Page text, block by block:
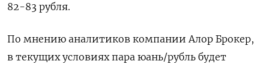
82-83 рубля.
По мнению аналитиков компании Алор Брокер,
в текущих условиях пара юань/рубль будет